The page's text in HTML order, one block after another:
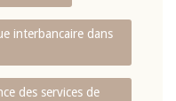
interbancaire dans
des services de